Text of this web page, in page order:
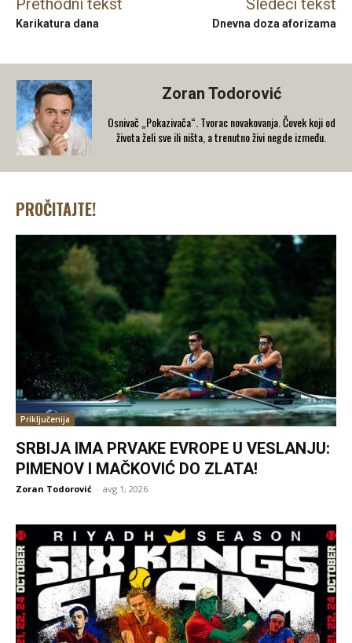
Karikatura dana Dnevna doza aforizama
Zoran Todorović
Osnivač „Pokazivača“. Tvorac novakovanja. Čovek koji od
života želi sve ili ništa, a trenutno živi negde između.
PROČITAJTE!
Priključenija
SRBIJA IMA PRVAKE EVROPE U VESLANJU:
PIMENOV I MAČKOVIĆ DO ZLATA!
Zoran Todorović - avg 1, 2026